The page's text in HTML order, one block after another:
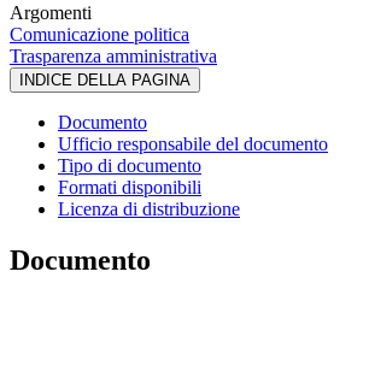
Argomenti
Comunicazione politica
Trasparenza amministrativa
INDICE DELLA PAGINA
Documento
Ufficio responsabile del documento
Tipo di documento
Formati disponibili
Licenza di distribuzione
Documento